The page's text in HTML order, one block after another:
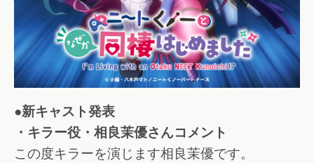
●新キャスト発表
・キラー役・相良茉優さんコメント
この度キラーを演じます相良茉優です。